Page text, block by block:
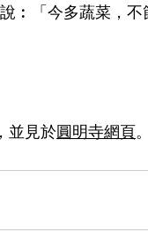
︰「今多蔬菜，不
並見於圓明寺網頁。